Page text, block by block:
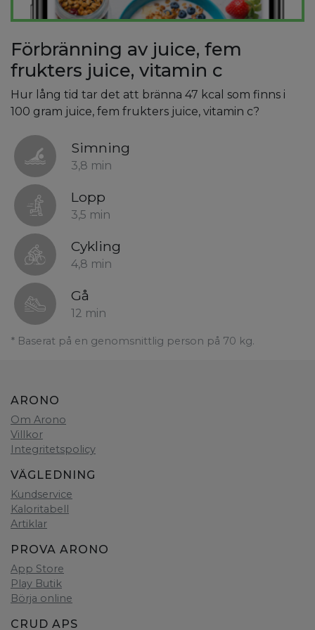
Förbränning av juice, fem
frukters juice, vitamin c
Hur lång tid tar det att bränna 47 kcal som finns i
100 gram juice, fem frukters juice, vitamin c?
Simning
3,8 min
Lopp
3,5 min
Cykling
4,8 min
Gå
12 min
* Baserat på en genomsnittlig person på 70 kg.
ARONO
Om Arono
Villkor
Integritetspolicy
VÄGLEDNING
Kundservice
Kaloritabell
Artiklar
PROVA ARONO
App Store
Play Butik
Börja online
CRUD APS